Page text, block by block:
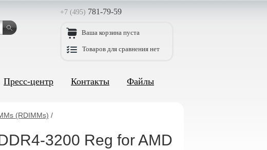
+7 (495) 781-79-59
Ваша корзина пуста
Товаров для сравнения нет
Пресс-центр Контакты Файлы
(RDIMMs) /
3200 Reg for AMD